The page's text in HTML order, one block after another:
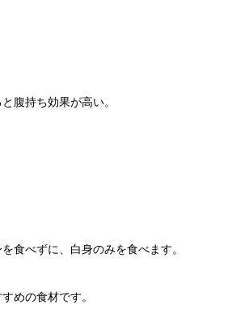
腹持ち効果が高い。
食べずに、白身のみを食べます。
めの食材です。